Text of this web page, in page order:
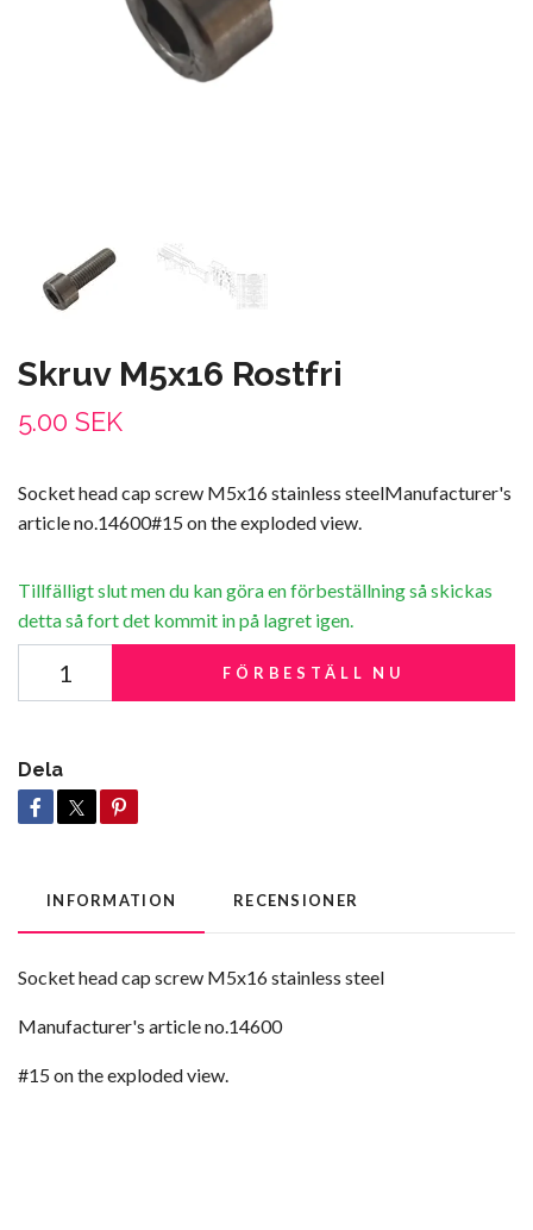
Skruv M5x16 Rostfri
5.00 SEK
Socket head cap screw M5x16 stainless steelManufacturer's
article no.14600#15 on the exploded view.
Tillfälligt slut men du kan göra en förbeställning så skickas
detta så fort det kommit in på lagret igen.
FÖRBESTÄLL NU
Dela
INFORMATION RECENSIONER
Socket head cap screw M5x16 stainless steel
Manufacturer's article no.14600
#15 on the exploded view.